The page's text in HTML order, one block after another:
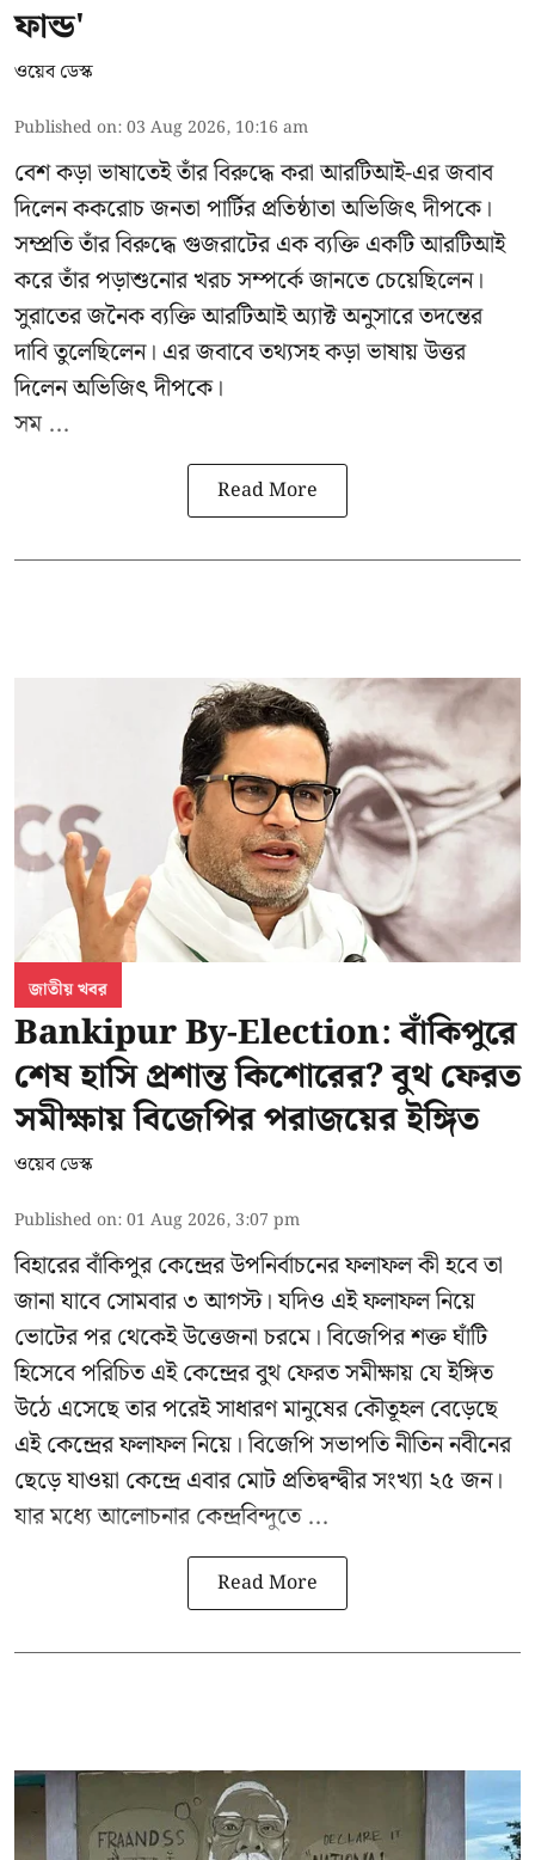
ফান্ড'
ওয়েব ডেস্ক
Published on:03 Aug 2026, 10:16 am
বেশ কড়া ভাষাতেই তাঁর বিরুদ্ধে করা আরটিআই-এর জবাব
দিলেন ককরোচ জনতা পার্টির প্রতিষ্ঠাতাঅভিজিৎ দীপকে।
সম্প্রতি তাঁর বিরুদ্ধে গুজরাটের এক ব্যক্তি একটি আরটিআই
করে তাঁর পড়াশুনোর খরচ সম্পর্কে জানতে চেয়েছিলেন।
সুরাতের জনৈক ব্যক্তি আরটিআই অ্যাক্ট অনুসারে তদন্তের
দাবি তুলেছিলেন। এর জবাবে তথ্যসহ কড়া ভাষায় উত্তর
দিলেন অভিজিৎ দীপকে।
সম ...
Read More
জাতীয় খবর
Bankipur By-Election: বাঁকিপুরে
শেষ হাসি প্রশান্ত কিশোরের? বুথ ফেরত
সমীক্ষায় বিজেপির পরাজয়ের ইঙ্গিত
ওয়েব ডেস্ক
Published on:01 Aug 2026, 3:07 pm
বিহারের বাঁকিপুর কেন্দ্রের উপনির্বাচনের ফলাফল কী হবে তা
জানা যাবে সোমবার ৩ আগস্ট। যদিও এই ফলাফল নিয়ে
ভোটের পর থেকেই উত্তেজনা চরমে। বিজেপির শক্ত ঘাঁটি
হিসেবে পরিচিত এই কেন্দ্রের বুথ ফেরত সমীক্ষায় যে ইঙ্গিত
উঠে এসেছে তার পরেই সাধারণ মানুষের কৌতূহল বেড়েছে
এই কেন্দ্রের ফলাফল নিয়ে। বিজেপি সভাপতি নীতিন নবীনের
ছেড়ে যাওয়া কেন্দ্রে এবার মোট প্রতিদ্বন্দ্বীর সংখ্যা ২৫ জন।
যার মধ্যে আলোচনার কেন্দ্রবিন্দুতে ...
Read More